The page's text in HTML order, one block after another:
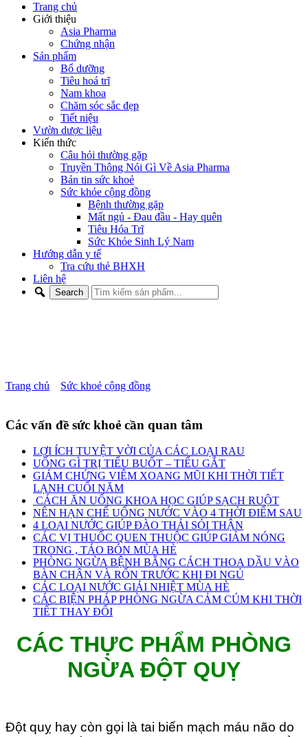
Trang chủ
Giới thiệu
Asia Pharma
Chứng nhận
Sản phẩm
Bổ dưỡng
Tiêu hoá trĩ
Nam khoa
Chăm sóc sắc đẹp
Tiết niệu
Vườn dược liệu
Kiến thức
Câu hỏi thường gặp
Truyền Thông Nói Gì Về Asia Pharma
Bản tin sức khoẻ
Sức khỏe cộng đồng
Bệnh thường gặp
Mất ngủ - Đau đầu - Hay quên
Tiêu Hóa Trĩ
Sức Khỏe Sinh Lý Nam
Hướng dẫn y tế
Tra cứu thẻ BHXH
Liên hệ
Trang chủ Sức khoẻ cộng đồng
Các vấn đề sức khoẻ cần quan tâm
LỢI ÍCH TUYỆT VỜI CỦA CÁC LOẠI RAU
UỐNG GÌ TRỊ TIỂU BUỐT – TIỂU GẮT
GIẢM CHỨNG VIÊM XOANG MŨI KHI THỜI TIẾT
LẠNH CUỐI NĂM
CÁCH ĂN UỐNG KHOA HỌC GIÚP SẠCH RUỘT
NÊN HẠN CHẾ UỐNG NƯỚC VÀO 4 THỜI ĐIỂM SAU
4 LOẠI NƯỚC GIÚP ĐÀO THẢI SỎI THẬN
CÁC VỊ THUỐC QUEN THUỘC GIÚP GIẢM NÓNG
TRONG , TÁO BÓN MÙA HÈ
PHÒNG NGỪA BỆNH BẰNG CÁCH THOA DẦU VÀO
BÀN CHÂN VÀ RỐN TRƯỚC KHI ĐI NGỦ
CÁC LOẠI NƯỚC GIẢI NHIỆT MÙA HÈ
CÁC BIỆN PHÁP PHÒNG NGỪA CẢM CÚM KHI THỜI
TIẾT THAY ĐỔI
CÁC THỰC PHẨM PHÒNG
NGỪA ĐỘT QUỴ
Đột quỵ hay còn gọi là tai biến mạch máu não do